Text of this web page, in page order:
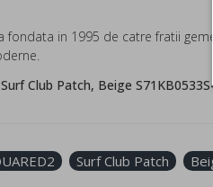
fondata in 1995 de catre fratii
Club Patch, Beige
Surf Club Patch